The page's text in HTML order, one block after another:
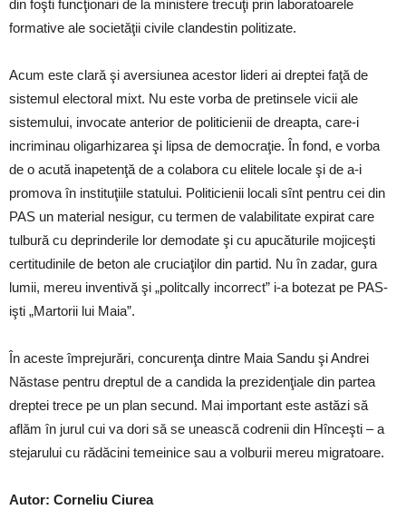
din foşti funcţionari de la ministere trecuţi prin laboratoarele
formative ale societăţii civile clandestin politizate.
Acum este clară şi aversiunea acestor lideri ai dreptei faţă de
sistemul electoral mixt. Nu este vorba de pretinsele vicii ale
sistemului, invocate anterior de politicienii de dreapta, care-i
incriminau oligarhizarea şi lipsa de democraţie. În fond, e vorba
de o acută inapetenţă de a colabora cu elitele locale şi de a-i
promova în instituţiile statului. Politicienii locali sînt pentru cei din
PAS un material nesigur, cu termen de valabilitate expirat care
tulbură cu deprinderile lor demodate şi cu apucăturile mojiceşti
certitudinile de beton ale cruciaţilor din partid. Nu în zadar, gura
lumii, mereu inventivă şi „politcally incorrect” i-a botezat pe PAS-
işti „Martorii lui Maia”.
În aceste împrejurări, concurenţa dintre Maia Sandu şi Andrei
Năstase pentru dreptul de a candida la prezidenţiale din partea
dreptei trece pe un plan secund. Mai important este astăzi să
aflăm în jurul cui va dori să se unească codrenii din Hînceşti – a
stejarului cu rădăcini temeinice sau a volburii mereu migratoare.
Autor: Corneliu Ciurea